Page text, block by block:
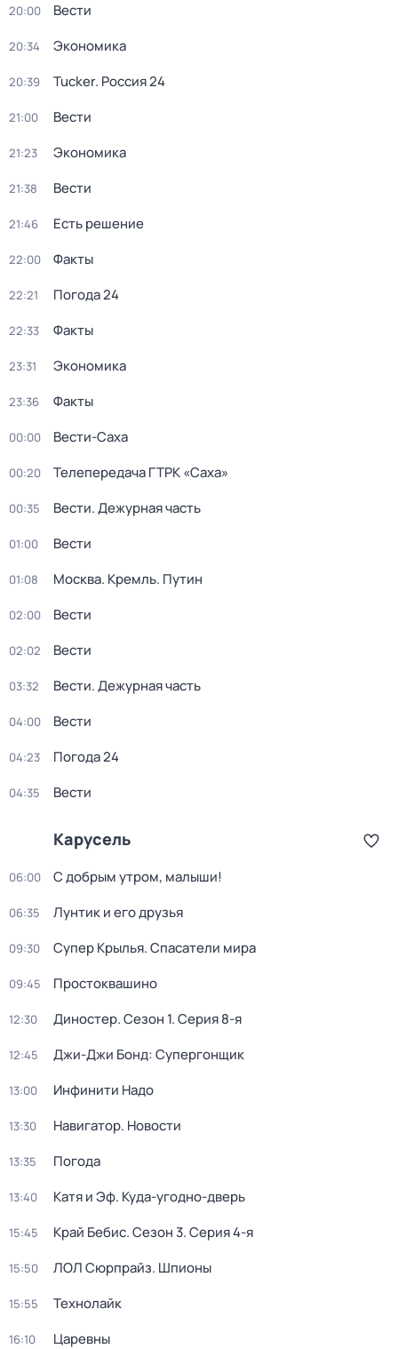
20:00 Вести
20:34 Экономика
20:39 Tucker. Россия 24
21:00 Вести
21:23 Экономика
21:38 Вести
21:46 Есть решение
22:00 Факты
22:21 Погода 24
22:33 Факты
23:31 Экономика
23:36 Факты
00:00 Вести-Саха
00:20 Телепередача ГТРК «Саха»
00:35 Вести. Дежурная часть
01:00 Вести
01:08 Москва. Кремль. Путин
02:00 Вести
02:02 Вести
03:32 Вести. Дежурная часть
04:00 Вести
04:23 Погода 24
04:35 Вести
Карусель
06:00 С добрым утром, малыши!
06:35 Лунтик и его друзья
09:30 Супер Крылья. Спасатели мира
09:45 Простоквашино
12:30 Диностер. Сезон 1. Серия 8-я
12:45 Джи-Джи Бонд: Супергонщик
13:00 Инфинити Надо
13:30 Навигатор. Новости
13:35 Погода
13:40 Катя и Эф. Куда-угодно-дверь
15:45 Край Бебис. Сезон 3. Серия 4-я
15:50 ЛОЛ Сюрпрайз. Шпионы
15:55 Технолайк
16:10 Царевны